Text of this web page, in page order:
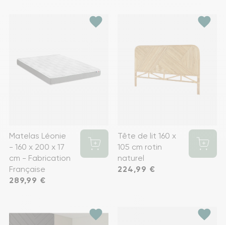
favorite
Matelas Léonie
- 160 x 200 x 17
cm - Fabrication
Française
Prix
289,99 €
favorite
Tête de lit 160 x
105 cm rotin
naturel
Prix
224,99 €
favorite favorite